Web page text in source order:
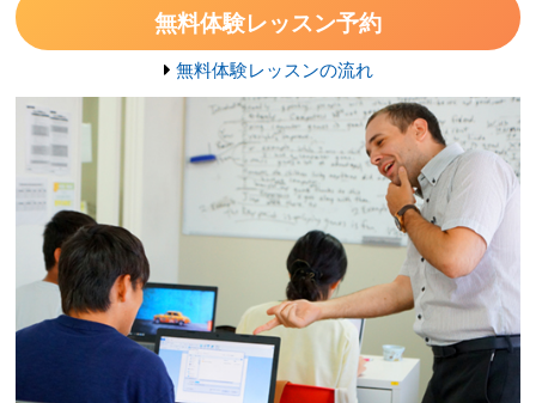
無料体験レッスン予約
無料体験レッスンの流れ